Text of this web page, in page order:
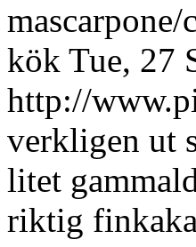
kök Tue, 27
http://
verkligen ut
litet
riktig